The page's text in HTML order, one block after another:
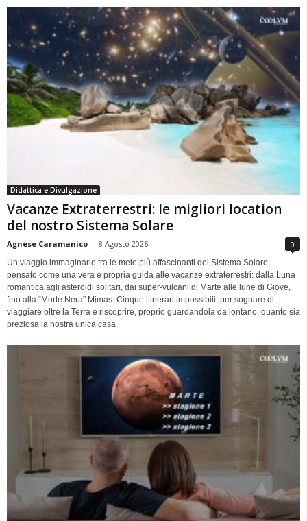
Didattica e Divulgazione
Vacanze Extraterrestri: le migliori location
del nostro Sistema Solare
Agnese Caramanico - 8 Agosto 2026 0
Un viaggio immaginario tra le mete più affascinanti del Sistema Solare,
pensato come una vera e propria guida alle vacanze extraterrestri: dalla Luna
romantica agli asteroidi solitari, dai super-vulcani di Marte alle lune di Giove,
fino alla “Morte Nera” Mimas. Cinque itinerari impossibili, per sognare di
viaggiare oltre la Terra e riscoprire, proprio guardandola da lontano, quanto sia
preziosa la nostra unica casa